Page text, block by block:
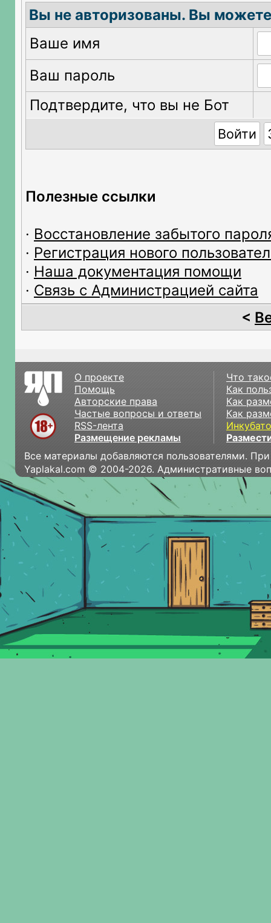
Вы не авторизованы. Вы
Ваше имя
Ваш пароль
Подтвердите, что вы не Бот
Полезные ссылки
· Восстановление забытого
· Регистрация нового
· Наша документация помощи
· Связь с Администрацией сайта
<
О проекте
Помощь
Авторские права
Частые вопросы и ответы
RSS-лента
Размещение рекламы
Что
Как
Как
Как
Все материалы добавляются пользователями.
Yaplakal.com © 2004-2026. Административные